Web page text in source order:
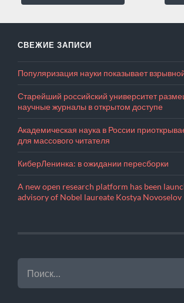
СВЕЖИЕ ЗАПИСИ
Популяризация науки показывает
Старейший российский университет
научные журналы в открытом доступе
Академическая наука в России
для массового читателя
КиберЛенинка: в ожидании пересборки
A new open research platform has been
advisory of Nobel laureate Kostya Novoselov
НАЙТИ: